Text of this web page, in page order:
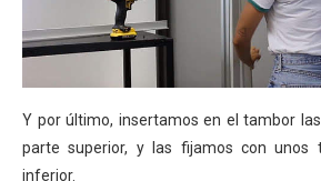
Y por último, insertamos en el tambor
parte superior, y las fijamos con unos
inferior.